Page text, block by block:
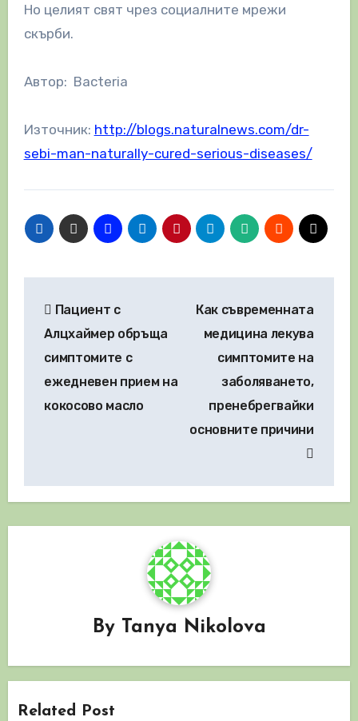
Но целият свят чрез социалните мрежи
скърби.
Автор: Bacteria
Източник: http://blogs.naturalnews.com/dr-
sebi-man-naturally-cured-serious-diseases/
Пациент с
Алцхаймер обръща
симптомите с
ежедневен прием на
кокосово масло
Как съвременната
медицина лекува
симптомите на
заболяването,
пренебрегвайки
основните причини
By Tanya Nikolova
Related Post